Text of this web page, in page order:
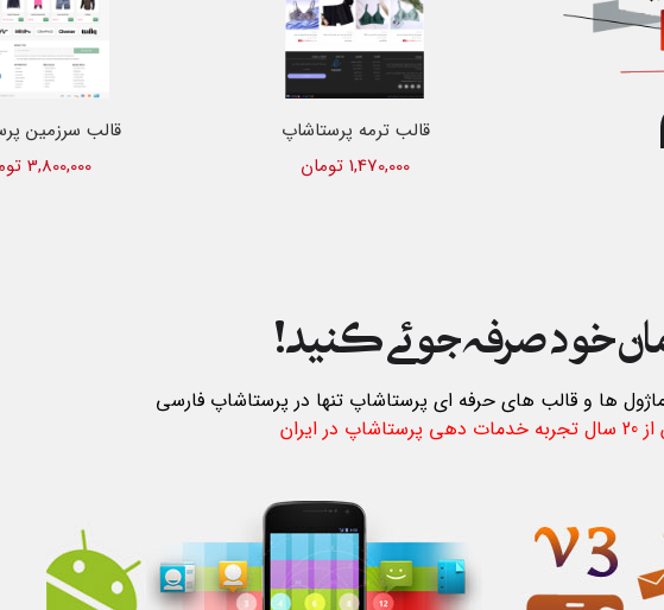
قالب لوکس پرستاشاپ
1,770,000 تومان
قالب الکترون
2,880,000 تومان
خود صرفه جوئی کنید!
ها و قالب های حرفه ای پرستاشاپ تنها در پرستاشاپ فارسی
در ایران